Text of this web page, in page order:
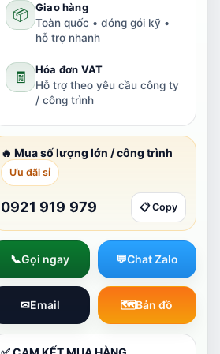
📦
Giao hàng
Toàn quốc • đóng gói kỹ •
hỗ trợ nhanh
🧾
Hóa đơn VAT
Hỗ trợ theo yêu cầu công ty
/ công trình
🔥 Mua số lượng lớn / công trình
Ưu đãi sỉ
0921 919 979 📋 Copy
📞Gọi ngay 💬Chat Zalo
✉Email 🗺Bản đồ